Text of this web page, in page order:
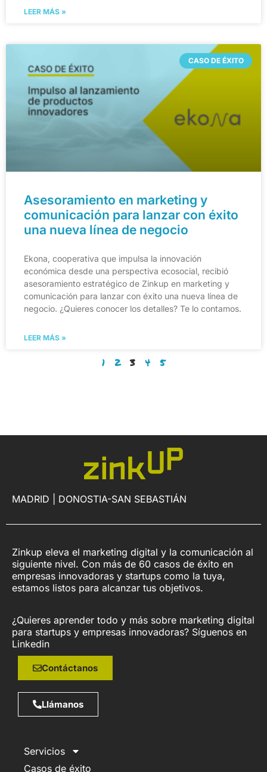
LEER MÁS »
CASO DE ÉXITO
Asesoramiento en marketing y
comunicación para lanzar con éxito
una nueva línea de negocio
Ekona, cooperativa que impulsa la innovación
económica desde una perspectiva ecosocial, recibió
asesoramiento estratégico de Zinkup en marketing y
comunicación para lanzar con éxito una nueva línea de
negocio. ¿Quieres conocer los detalles? Te lo contamos.
LEER MÁS »
1 2 3 4 5
MADRID | DONOSTIA-SAN SEBASTIÁN
Zinkup eleva el marketing digital y la comunicación al
siguiente nivel. Con más de 60 casos de éxito en
empresas innovadoras y startups como la tuya,
estamos listos para alcanzar tus objetivos.
¿Quieres aprender todo y más sobre marketing digital
para startups y empresas innovadoras? Síguenos en
Linkedin
Contáctanos
Llámanos
Servicios
Casos de éxito